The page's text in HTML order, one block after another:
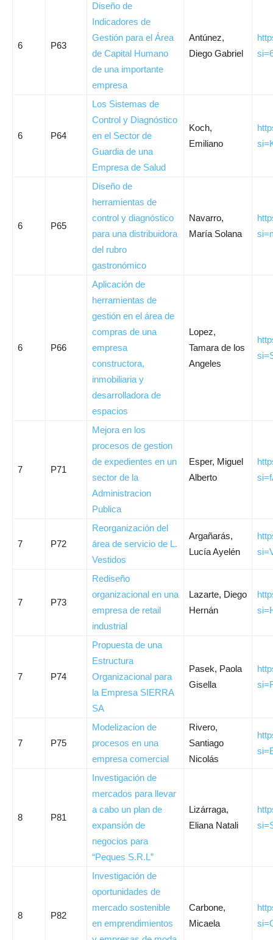
6 P63
Diseño de
Indicadores de
Gestión para el Área
de Capital Humano
de una importante
empresa
Antúnez,
Diego Gabriel
6 P64
Los Sistemas de
Control y Diagnóstico
en el Sector de
Guardia de una
Empresa de Salud
Koch,
Emiliano
6 P65
Diseño de
herramientas de
control y diagnóstico
para una distribuidora
del rubro
gastronómico
Navarro,
María Solana
6 P66
Aplicación de
herramientas de
gestión en el área de
compras de una
empresa
constructora,
inmobiliaria y
desarrolladora de
espacios
Lopez,
Tamara de los
Angeles
7 P71
Mejora en los
procesos de gestion
de expedientes en un
sector de la
Administracion
Publica
Esper, Miguel
Alberto
7 P72
Reorganización del
área de servicio de L.
Vestidos
Argañarás,
Lucía Ayelén
7 P73
Rediseño
organizacional en una
empresa de retail
industrial
Lazarte, Diego
Hernán
7 P74
Propuesta de una
Estructura
Organizacional para
la Empresa SIERRA
SA
Pasek, Paola
Gisella
7 P75
Modelizacion de
procesos en una
empresa comercial
Rivero,
Santiago
Nicolás
8 P81
Investigación de
mercados para llevar
a cabo un plan de
expansión de
negocios para
“Peques S.R.L”
Lizárraga,
Eliana Natali
8 P82
Investigación de
oportunidades de
mercado sostenible
en emprendimientos
Carbone,
Micaela